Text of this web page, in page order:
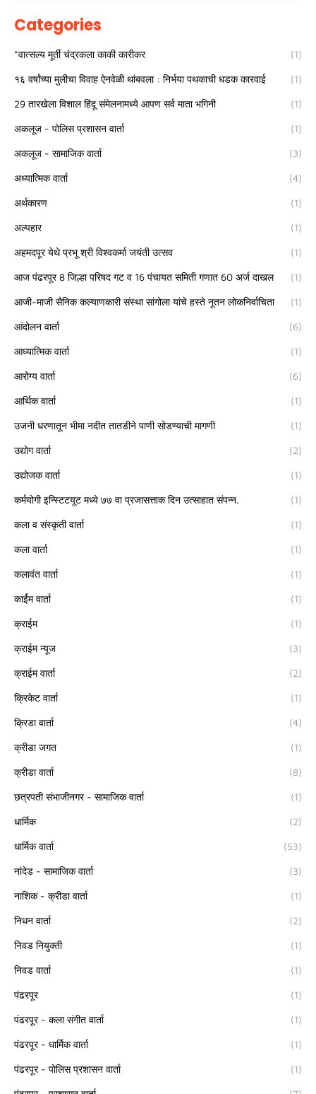
Categories
*वात्सल्य मूर्ती चंद्रकला काकी कारीकर (1)
१६ वर्षांच्या मुलीचा विवाह ऐनवेळी थांबवला : निर्भया पथकाची धडक कारवाई (1)
29 तारखेला विशाल हिंदू संमेलनामध्ये आपण सर्व माता भगिनी (1)
अकलूज - पोलिस प्रशासन वार्ता (1)
अकलूज - सामाजिक वार्ता (3)
अध्यात्मिक वार्ता (4)
अर्थकारण (1)
अल्पहार (1)
अहमदपूर येथे प्रभू श्री विश्वकर्मा जयंती उत्सव (1)
आज पंढरपूर 8 जिल्हा परिषद गट व 16 पंचायत समिती गणात 60 अर्ज दाखल (1)
आजी-माजी सैनिक कल्याणकारी संस्था सांगोला यांचे हस्ते नूतन लोकनिर्वाचिता (1)
आंदोलन वार्ता (6)
आध्यात्मिक वार्ता (1)
आरोग्य वार्ता (6)
आर्थिक वार्ता (1)
उजनी धरणातून भीमा नदीत तातडीने पाणी सोडण्याची मागणी (1)
उद्योग वार्ता (2)
उद्योजक वार्ता (1)
कर्मयोगी इन्स्टिटयूट मध्ये ७७ वा प्रजासत्ताक दिन उत्साहात संपन्न. (1)
कला व संस्कृती वार्ता (1)
कला वार्ता (1)
कलावंत वार्ता (1)
कार्ईम वार्ता (1)
क्राईम (1)
क्राईम न्यूज (3)
क्राईम वार्ता (2)
क्रिकेट वार्ता (1)
क्रिडा वार्ता (4)
क्रीडा जगत (1)
क्रीडा वार्ता (8)
छत्रपती संभाजीनगर - सामाजिक वार्ता (1)
धार्मिक (2)
धार्मिक वार्ता (53)
नांदेड - सामाजिक वार्ता (3)
नाशिक - क्रीडा वार्ता (1)
निधन वार्ता (2)
निवड नियुक्ती (1)
निवड वार्ता (1)
पंढरपूर (1)
पंढरपूर - कला संगीत वार्ता (1)
पंढरपूर - धार्मिक वार्ता (1)
पंढरपूर - पोलिस प्रशासन वार्ता (1)